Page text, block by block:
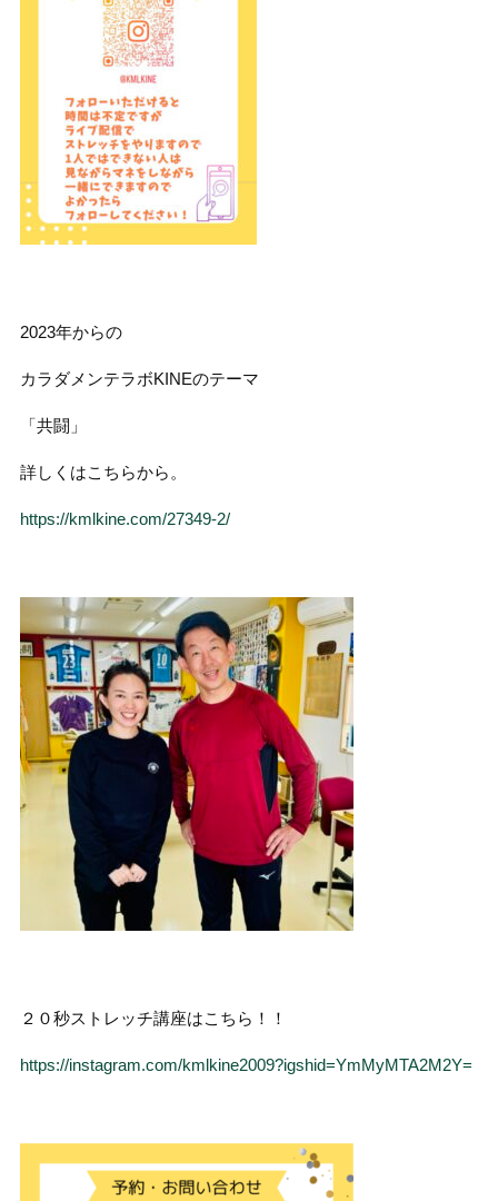
2023年からの
カラダメンテラボKINEのテーマ
「共闘」
詳しくはこちらから。
https://kmlkine.com/27349-2/
２０秒ストレッチ講座はこちら！！
https://instagram.com/kmlkine2009?igshid=YmMyMTA2M2Y=